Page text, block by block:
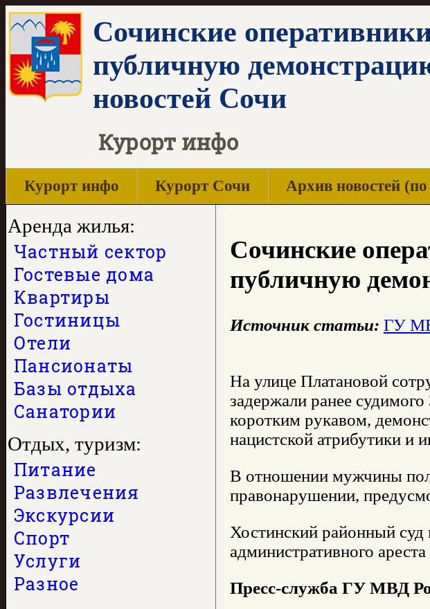
Сочинские
публичную
новостей Сочи
Курорт инфо
Курорт инфо Курорт Сочи Архив новостей
Аренда жилья:
Частный сектор
Гостевые дома
Квартиры
Гостиницы
Отели
Пансионаты
Базы отдыха
Санатории
Отдых, туризм:
Питание
Развлечения
Экскурсии
Спорт
Услуги
Разное
Сочинские
публичную
Источник статьи: ГУ
На улице Платановой
задержали ранее
коротким рукавом,
нацистской атрибутики и
В отношении мужчины
правонарушении,
Хостинский районный суд
административного
Пресс-служба ГУ МВД